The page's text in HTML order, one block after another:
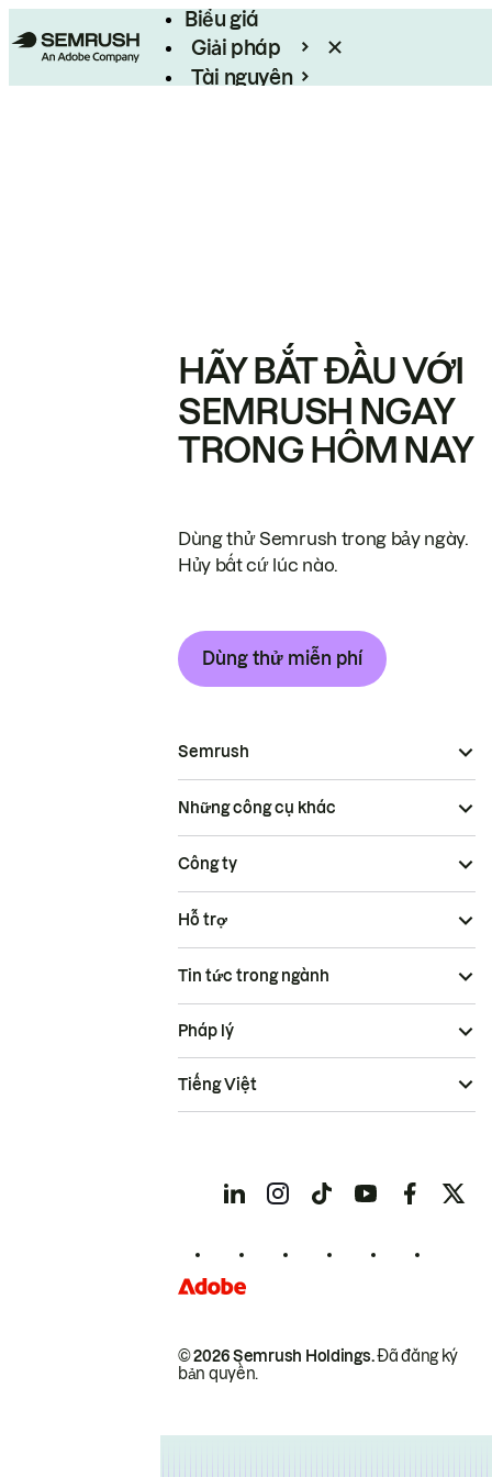
Biểu giá
Giải pháp
Tài nguyên
HÃY BẮT ĐẦU VỚI
SEMRUSH NGAY
TRONG HÔM NAY
Dùng thử Semrush trong bảy ngày.
Hủy bất cứ lúc nào.
Dùng thử miễn phí
Semrush
Những công cụ khác
Công ty
Hỗ trợ
Tin tức trong ngành
© 2026 Semrush Holdings.Đã đăng ký
bản quyền.
Pháp lý
Tiếng Việt